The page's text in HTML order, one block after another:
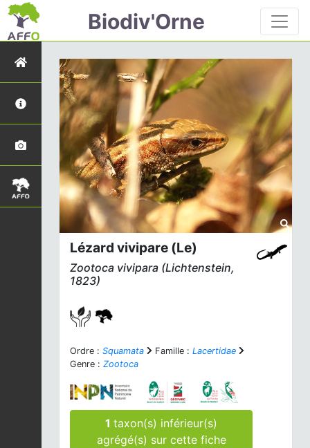
Biodiv'Orne
Lézard vivipare (Le)
Zootoca vivipara (Lichtenstein,
1823)
Ordre : Squamata Famille : Lacertidae
Genre : Zootoca
1taxon(s) inférieur(s)
agrégé(s) sur cette fiche